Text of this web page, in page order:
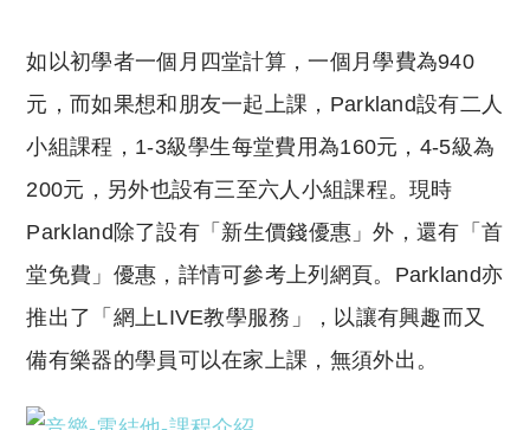
如以初學者一個月四堂計算，一個月學費為940
元，而如果想和朋友一起上課， Parkland設有二人
小組課程， 1-3級學生每堂費用為160元， 4-5級為
200元，另外也設有三至六人小組課程。現時
Parkland除了設有「新生價錢優惠」外，還有「首
堂免費」優惠，詳情可參考上列網頁。 Parkland亦
推出了「網上LIVE教學服務」，以讓有興趣而又
備有樂器的學員可以在家上課，無須外出。